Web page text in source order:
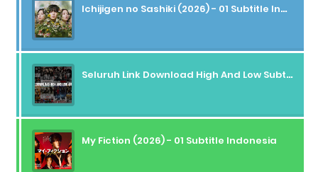
Ichijigen no Sashiki (2026) - 01 Subtitle Indonesia
Seluruh Link Download High And Low Subtitle Indonesia
My Fiction (2026) - 01 Subtitle Indonesia